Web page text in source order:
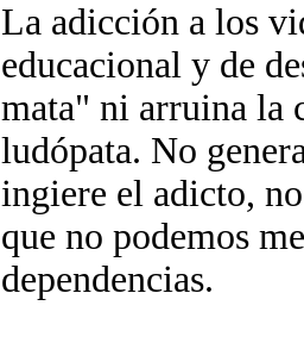
La adicción a los
educacional y de
mata" ni arruina la
ludópata. No
ingiere el adicto,
que no podemos
dependencias.